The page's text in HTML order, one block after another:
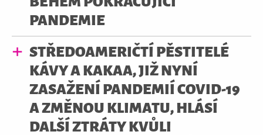
PANDEMIE
STŘEDOAMERIČTÍ PĚSTITELÉ
KÁVY A KAKAA, JIŽ NYNÍ
ZASAŽENÍ PANDEMIÍ COVID-19
A ZMĚNOU KLIMATU, HLÁSÍ
DALŠÍ ZTRÁTY KVŮLI